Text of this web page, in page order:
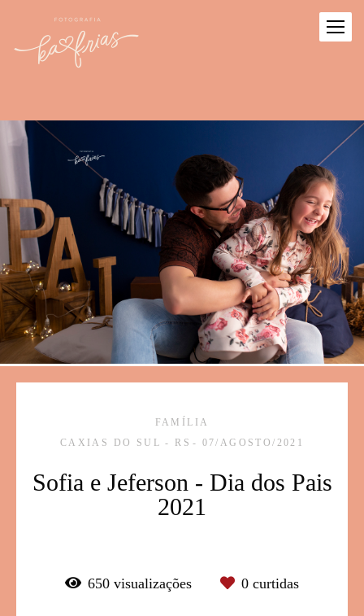
FAMÍLIA
CAXIAS DO SUL - RS
07/AGOSTO/2021
Sofia e Jeferson - Dia dos Pais
2021
650 visualizações 0 curtidas